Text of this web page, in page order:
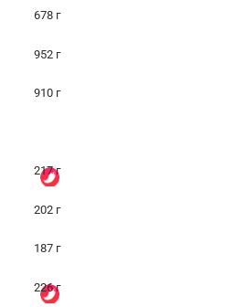
678 г
952 г
910 г
217 г
202 г
187 г
226 г